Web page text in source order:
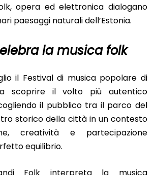
opera ed elettronica dialogano
paesaggi naturali dell’Estonia.
la musica folk
il Festival di musica popolare di
scoprire il volto più autentico
il pubblico tra il parco del
storico della città in un contesto
creatività e partecipazione
equilibrio.